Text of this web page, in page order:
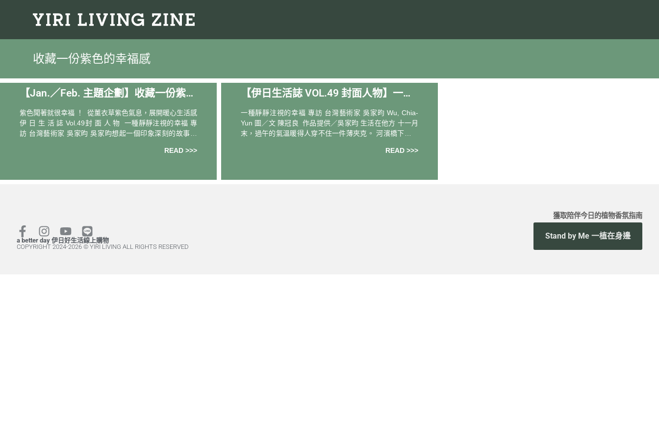
收藏一份紫色的幸福感
【Jan.／Feb. 主題企劃】收藏一份紫色
的幸福感 Cherish A Little Purple Joy
紫色聞著就很幸福 ！ 從薰衣草紫色氣息，展開暖心生活感
伊 日 生 活 誌 Vol.49封 面 人 物 一種靜靜注視的幸福 專
訪 台灣藝術家 吳家昀 吳家昀想起一個印象深刻的故事，
READ >>>
【伊日生活誌 VOL.49 封面人物】一種
靜靜注視的幸福｜專訪 台灣藝術家 吳
家昀
一種靜靜注視的幸褔 專訪 台灣藝術家 吳家昀 Wu, Chia-
Yun 圖／文 陳冠良 作品提供／吳家昀 生活在他方 十一月
末，過午的氣溫暖得人穿不住一件薄夾克。 河濱橋下跑步
READ >>>
a better day 伊日好生活線上購物
COPYRIGHT 2024-2026 © YIRI LIVING ALL RIGHTS RESERVED
獲取陪伴今日的植物香氛指南
Stand by Me 一植在身邊